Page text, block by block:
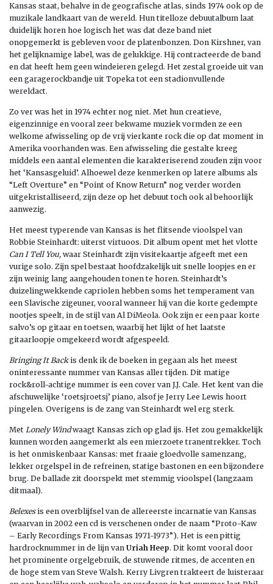
Kansas staat, behalve in de geografische atlas, sinds 1974 ook op de
muzikale landkaart van de wereld. Hun titelloze debuutalbum laat
duidelijk horen hoe logisch het was dat deze band niet
onopgemerkt is gebleven voor de platenbonzen. Don Kirshner, van
het gelijknamige label, was de gelukkige. Hij contracteerde de band
en dat heeft hem geen windeieren gelegd. Het zestal groeide uit van
een garagerockbandje uit Topeka tot een stadionvullende
wereldact.
Zo ver was het in 1974 echter nog niet. Met hun creatieve,
eigenzinnige en vooral zeer bekwame muziek vormden ze een
welkome afwisseling op de vrij vierkante rock die op dat moment in
Amerika voorhanden was. Een afwisseling die gestalte kreeg
middels een aantal elementen die karakteriserend zouden zijn voor
het ‘Kansasgeluid’. Alhoewel deze kenmerken op latere albums als
“Left Overture” en “Point of Know Return” nog verder worden
uitgekristalliseerd, zijn deze op het debuut toch ook al behoorlijk
aanwezig.
Het meest typerende van Kansas is het flitsende vioolspel van
Robbie Steinhardt: uiterst virtuoos. Dit album opent met het vlotte
Can I Tell You, waar Steinhardt zijn visitekaartje afgeeft met een
vurige solo. Zijn spel bestaat hoofdzakelijk uit snelle loopjes en er
zijn weinig lang aangehouden tonen te horen. Steinhardt’s
duizelingwekkende capriolen hebben soms het temperament van
een Slavische zigeuner, vooral wanneer hij van die korte gedempte
nootjes speelt, in de stijl van Al DiMeola. Ook zijn er een paar korte
salvo’s op gitaar en toetsen, waarbij het lijkt of het laatste
gitaarloopje omgekeerd wordt afgespeeld.
Bringing It Backis denk ik de boeken in gegaan als het meest
oninteressante nummer van Kansas aller tijden. Dit matige
rock&roll-achtige nummer is een cover van J.J. Cale. Het kent van die
afschuwelijke ‘roetsjroetsj’ piano, alsof je Jerry Lee Lewis hoort
pingelen. Overigens is de zang van Steinhardt wel erg sterk.
Met Lonely Windwaagt Kansas zich op glad ijs. Het zou gemakkelijk
kunnen worden aangemerkt als een mierzoete tranentrekker. Toch
is het onmiskenbaar Kansas: met fraaie gloedvolle samenzang,
lekker orgelspel in de refreinen, statige bastonen en een bijzondere
brug. De ballade zit doorspekt met stemmig vioolspel (langzaam
ditmaal).
Belexesis een overblijfsel van de allereerste incarnatie van Kansas
(waarvan in 2002 een cd is verschenen onder de naam “Proto-Kaw
– Early Recordings From Kansas 1971-1973”). Het is een pittig
hardrocknummer in de lijn van Uriah Heep. Dit komt vooral door
het prominente orgelgebruik, de stuwende ritmes, de accenten en
de hoge stem van Steve Walsh. Kerry Livgren trakteert de luisteraar